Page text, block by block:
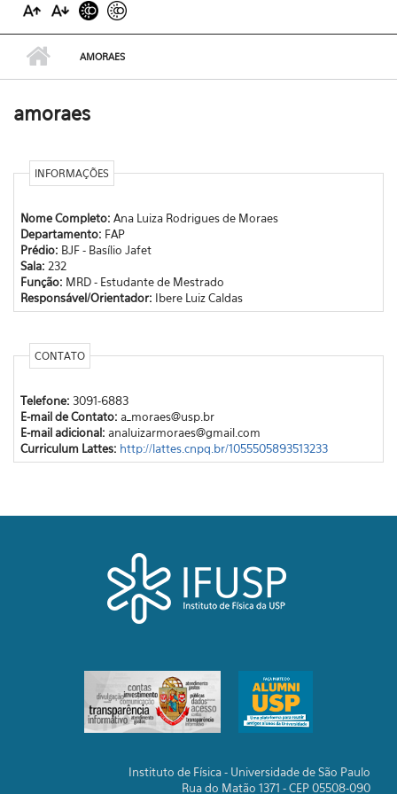
AMORAES
amoraes
INFORMAÇÕES
Nome Completo: Ana Luiza Rodrigues de Moraes
Departamento: FAP
Prédio: BJF - Basílio Jafet
Sala: 232
Função: MRD - Estudante de Mestrado
Responsável/Orientador: Ibere Luiz Caldas
CONTATO
Telefone: 3091-6883
E-mail de Contato: a_moraes@usp.br
E-mail adicional: analuizarmoraes@gmail.com
Curriculum Lattes: http://lattes.cnpq.br/1055505893513233
Instituto de Física - Universidade de São Paulo
Rua do Matão 1371 - CEP 05508-090